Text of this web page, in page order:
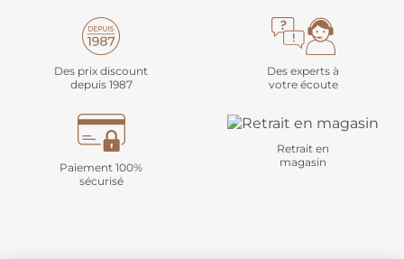
Des prix discount
depuis 1987
Des experts à
votre écoute
Paiement 100%
sécurisé
Retrait en
magasin